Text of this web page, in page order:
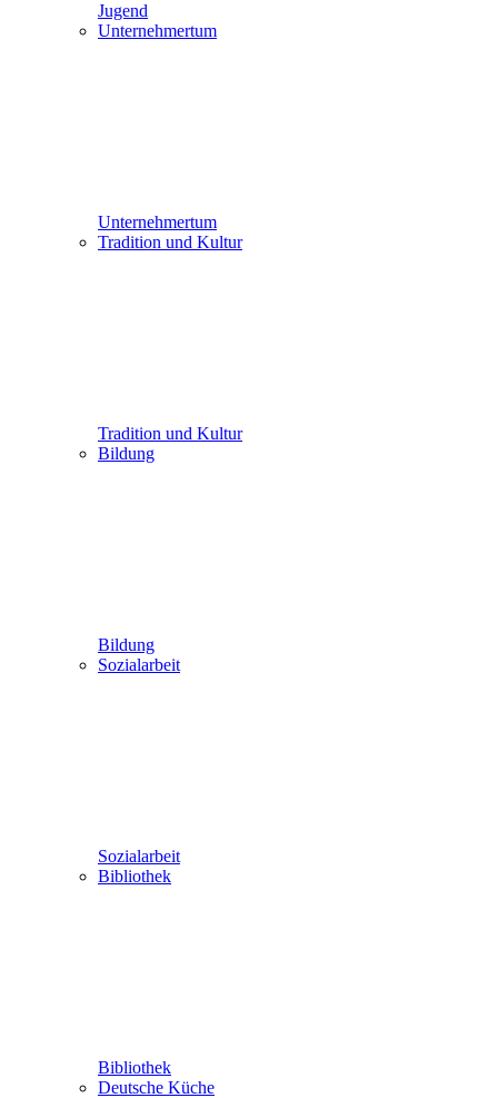
Jugend
Unternehmertum
Unternehmertum
Tradition und Kultur
Tradition und Kultur
Bildung
Bildung
Sozialarbeit
Sozialarbeit
Bibliothek
Bibliothek
Deutsche Küche